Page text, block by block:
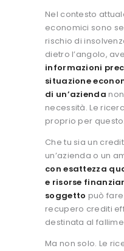
Nel contesto
economici sono
rischio di
dietro l’angolo,
informazioni
situazione
di un’azienda
necessità. Le
proprio per questo.
Che tu sia un
un’azienda o un
con esattezza
e risorse
soggetto può
recupero crediti
destinata al
Ma non solo. Le